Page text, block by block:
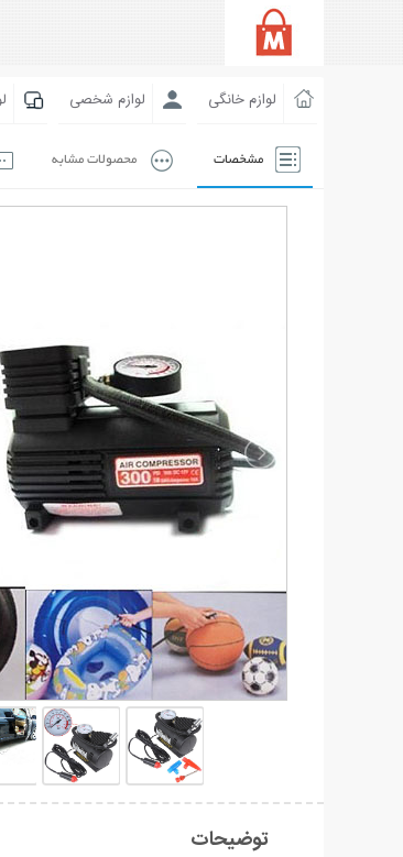
لوازم خانگی لوازم شخصی
مشخصات محصولات مشابه
توضیحات